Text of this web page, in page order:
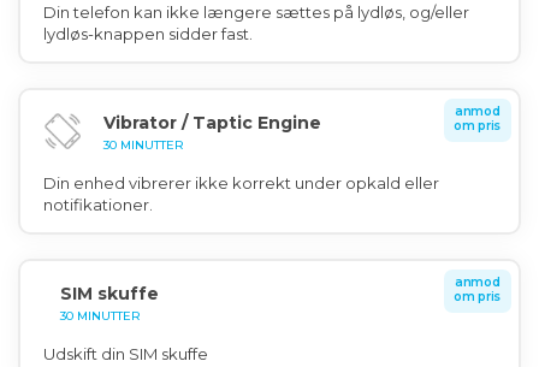
Din telefon kan ikke længere sættes på lydløs, og/eller
lydløs-knappen sidder fast.
Vibrator / Taptic Engine
30 MINUTTER
anmod
om pris
Din enhed vibrerer ikke korrekt under opkald eller
notifikationer.
SIM skuffe
30 MINUTTER
anmod
om pris
Udskift din SIM skuffe